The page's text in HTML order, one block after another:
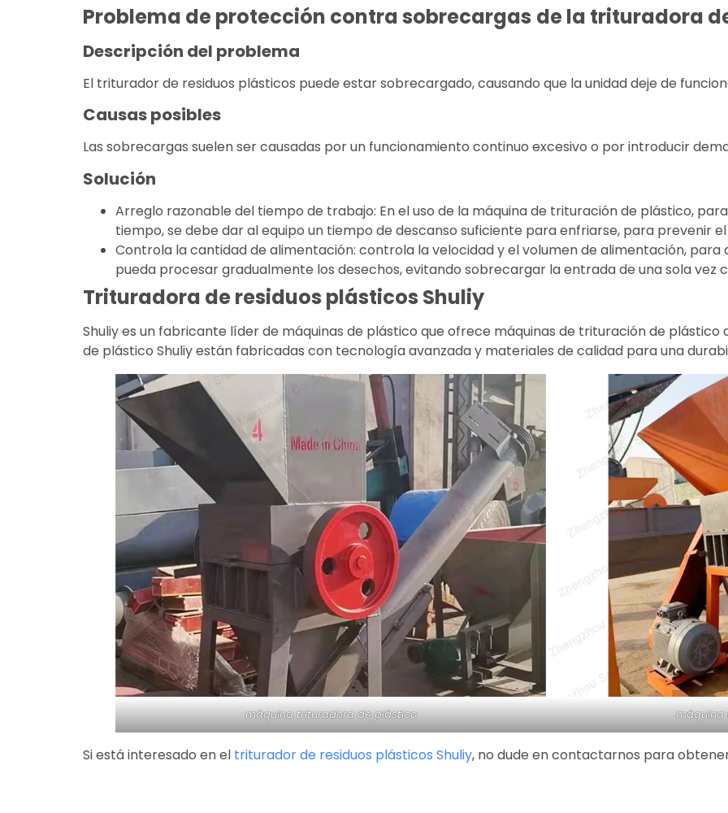
Problema de protección contra sobrecargas de la trituradora
Descripción del problema
El triturador de residuos plásticos puede estar sobrecargado, causando que la unidad deje de
Causas posibles
Las sobrecargas suelen ser causadas por un funcionamiento continuo excesivo o por introducir
Solución
Arreglo razonable del tiempo de trabajo: En el uso de la máquina de trituración de plástico,
tiempo, se debe dar al equipo un tiempo de descanso suficiente para enfriarse, para prevenir
Controla la cantidad de alimentación: controla la velocidad y el volumen de alimentación,
pueda procesar gradualmente los desechos, evitando sobrecargar la entrada de una sola vez
Trituradora de residuos plásticos Shuliy
Shuliy es un fabricante líder de máquinas de plástico que ofrece máquinas de trituración de
de plástico Shuliy están fabricadas con tecnología avanzada y materiales de calidad para una
máquina trituradora de plástico máquina
Si está interesado en el triturador de residuos plásticos Shuliy, no dude en contactarnos para